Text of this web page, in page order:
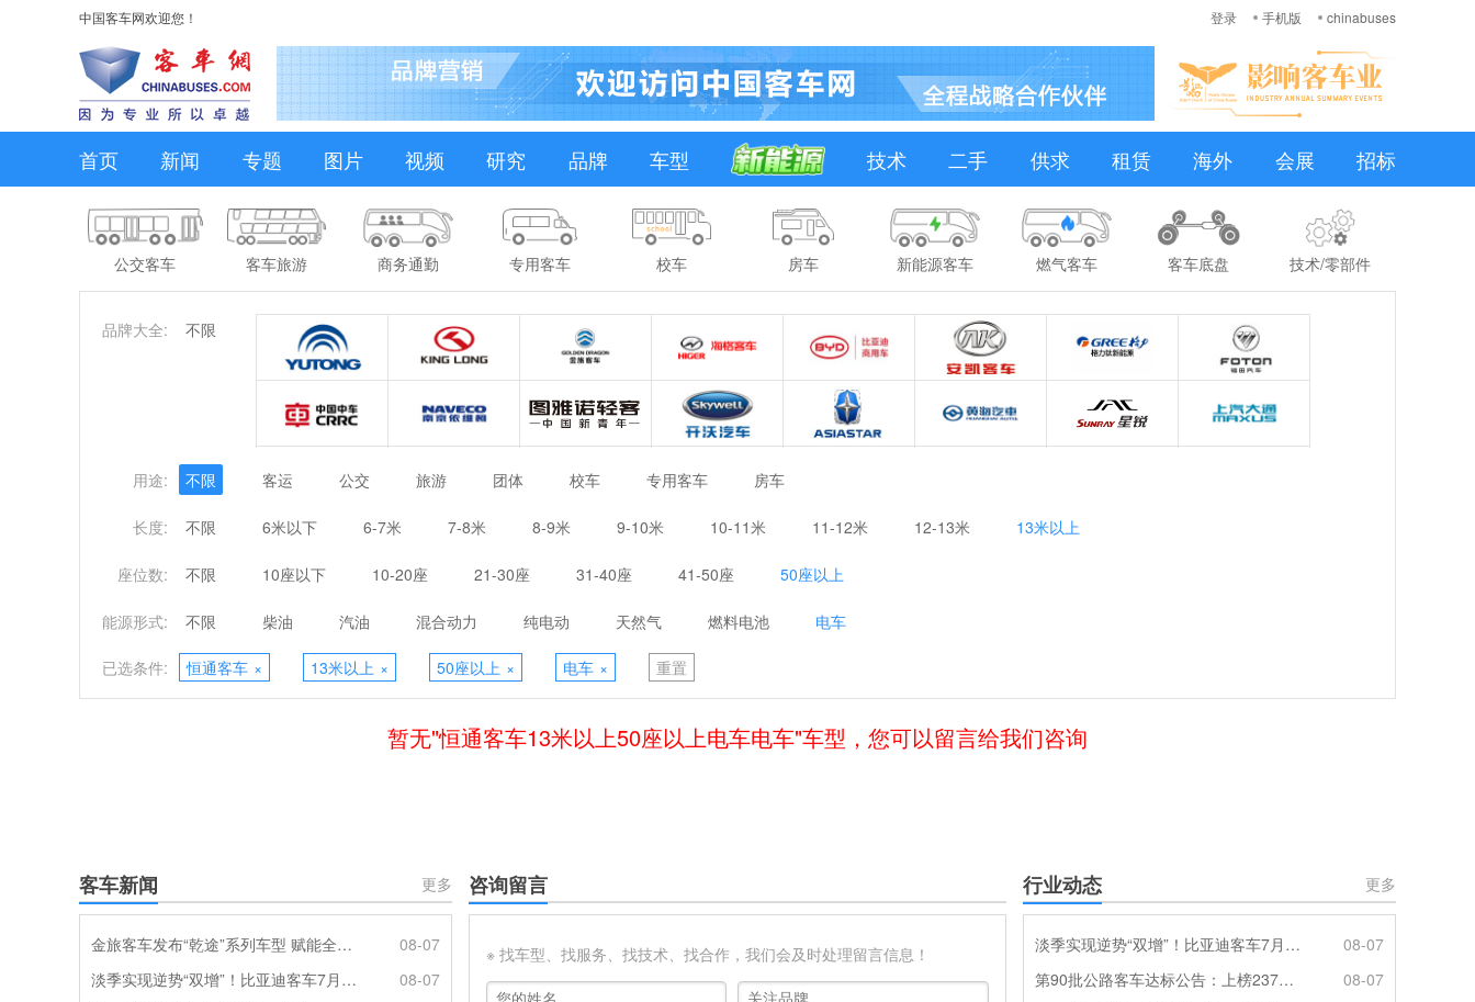
中国客车网欢迎您！ 登录 手机版 chinabuses
首页 新闻 专题 图片 视频 研究 品牌 车型 技术 二手 供求 租赁 海外 会展 招标
公交客车 客车旅游 商务通勤 专用客车 校车 房车 新能源客车 燃气客车 客车底盘 技术/零部件
品牌大全: 不限
用途: 不限 客运 公交 旅游 团体 校车 专用客车 房车
长度: 不限 6米以下 6-7米 7-8米 8-9米 9-10米 10-11米 11-12米 12-13米 13米以上
座位数: 不限 10座以下 10-20座 21-30座 31-40座 41-50座 50座以上
能源形式: 不限 柴油 汽油 混合动力 纯电动 天然气 燃料电池 电车
已选条件: 恒通客车 × 13米以上 × 50座以上 × 电车 × 重置
暂无"恒通客车13米以上50座以上电车电车"车型，您可以留言给我们咨询
客车新闻 更多
金旅客车发布“乾途”系列车型 赋能全球客运产业提质升级
08-07
淡季实现逆势“双增”！比亚迪客车7月热销620辆创新高
08-07
咨询留言
※ 找车型、找服务、找技术、找合作，我们会及时处理留言信息！
行业动态 更多
淡季实现逆势“双增”！比亚迪客车7月热销620辆创新高
08-07
第90批公路客车达标公告：上榜237款创次高，混动\燃料电池缺席
08-07